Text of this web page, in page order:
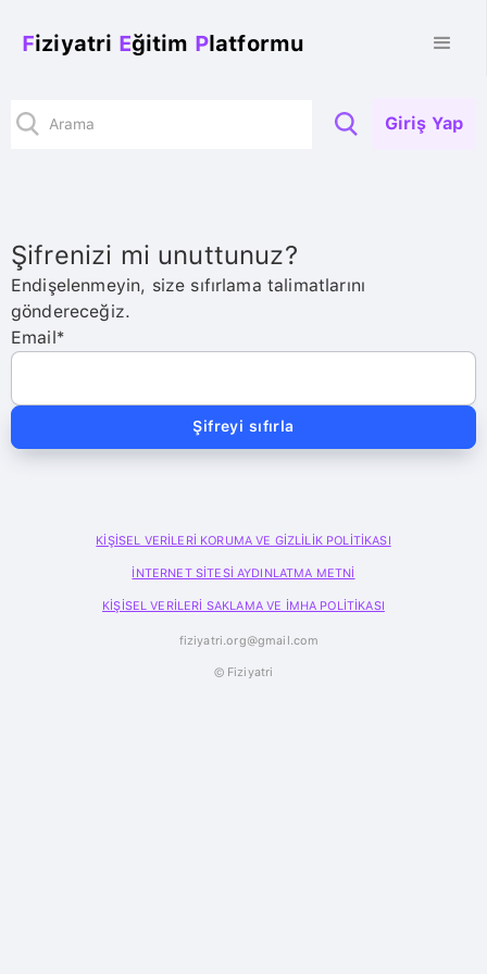
Fiziyatri Eğitim Platformu
Giriş Yap
Şifrenizi mi unuttunuz?
Endişelenmeyin, size sıfırlama talimatlarını
göndereceğiz.
Email*
KİŞİSEL VERİLERİ KORUMA VE GİZLİLİK POLİTİKASI
İNTERNET SİTESİ AYDINLATMA METNİ
KİŞİSEL VERİLERİ SAKLAMA VE İMHA POLİTİKASI
fiziyatri.org@gmail.com
© Fiziyatri